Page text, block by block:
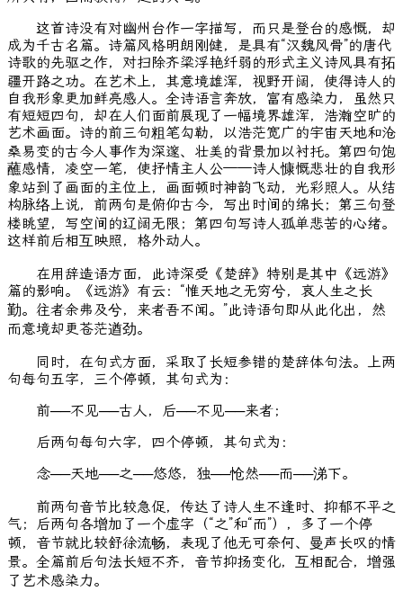
这首诗没有对幽州台作一字描写，而只是登台的感慨，却
成为千古名篇。诗篇风格明朗刚健，是具有“汉魏风骨”的唐代
诗歌的先驱之作，对扫除齐梁浮艳纤弱的形式主义诗风具有拓
疆开路之功。在艺术上，其意境雄浑，视野开阔，使得诗人的
自我形象更加鲜亮感人。全诗语言奔放，富有感染力，虽然只
有短短四句，却在人们面前展现了一幅境界雄浑，浩瀚空旷的
艺术画面。诗的前三句粗笔勾勒，以浩茫宽广的宇宙天地和沧
桑易变的古今人事作为深邃、壮美的背景加以衬托。第四句饱
蘸感情，凌空一笔，使抒情主人公——诗人慷慨悲壮的自我形
象站到了画面的主位上，画面顿时神韵飞动，光彩照人。从结
构脉络上说，前两句是俯仰古今，写出时间的绵长；第三句登
楼眺望，写空间的辽阔无限；第四句写诗人孤单悲苦的心绪。
这样前后相互映照，格外动人。
在用辞造语方面，此诗深受《楚辞》特别是其中《远游》
篇的影响。《远游》有云：“惟天地之无穷兮，哀人生之长
勤。往者余弗及兮，来者吾不闻。”此诗语句即从此化出，然
而意境却更苍茫遒劲。
同时，在句式方面，采取了长短参错的楚辞体句法。上两
句每句五字，三个停顿，其句式为：
前──不见──古人，后──不见──来者；
后两句每句六字，四个停顿，其句式为：
念──天地──之──悠悠，独──怆然──而──涕下。
前两句音节比较急促，传达了诗人生不逢时、抑郁不平之
气；后两句各增加了一个虚字（“之”和“而”），多了一个停
顿，音节就比较舒徐流畅，表现了他无可奈何、曼声长叹的情
景。全篇前后句法长短不齐，音节抑扬变化，互相配合，增强
了艺术感染力。